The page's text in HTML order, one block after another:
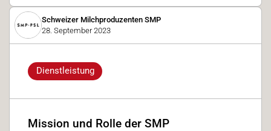
Schweizer Milchproduzenten SMP
28. September 2023
Dienstleistung
Mission und Rolle der SMP